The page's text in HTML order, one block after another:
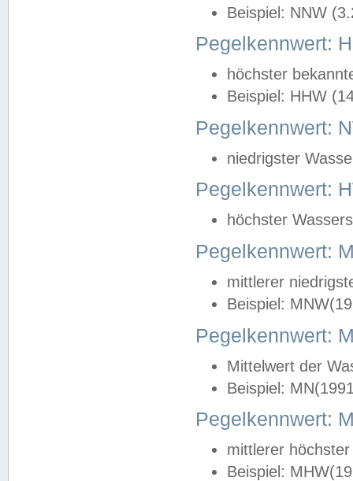
Beispiel: NNW
Pegelkennwert:
höchster
Beispiel: HHW
Pegelkennwert:
niedrigster
Pegelkennwert:
höchster
Pegelkennwert:
mittlerer
Beispiel:
Pegelkennwert:
Mittelwert der
Beispiel:
Pegelkennwert:
mittlerer
Beispiel: